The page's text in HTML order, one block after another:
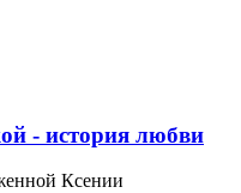
- история любви
Ксении